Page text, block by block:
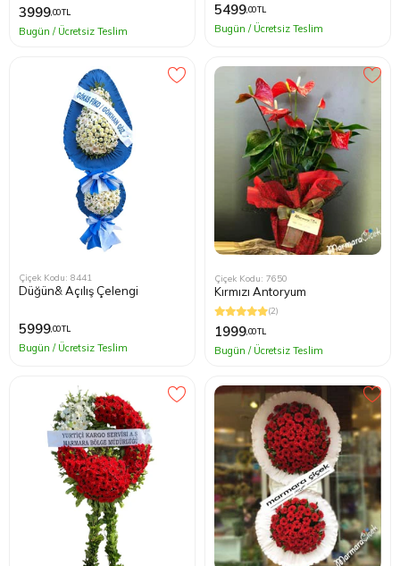
3999,00 TL
Bugün / Ücretsiz Teslim
5499,00 TL
Bugün / Ücretsiz Teslim
Çiçek Kodu: 8441
Düğün& Açılış Çelengi
5999,00 TL
Bugün / Ücretsiz Teslim
Çiçek Kodu: 7650
Kırmızı Antoryum
(2)
1999,00 TL
Bugün / Ücretsiz Teslim